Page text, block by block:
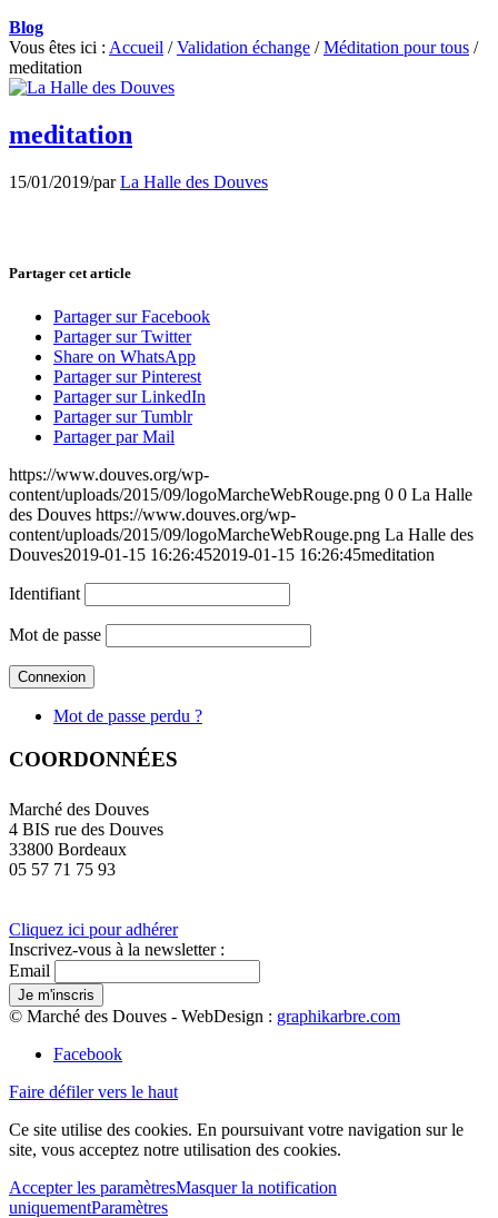
Blog
Vous êtes ici : Accueil / Validation échange / Méditation pour tous /
meditation
meditation
15/01/2019/parLa Halle des Douves
Partager cet article
Partager sur Facebook
Partager sur Twitter
Share on WhatsApp
Partager sur Pinterest
Partager sur LinkedIn
Partager sur Tumblr
Partager par Mail
https://www.douves.org/wp-
content/uploads/2015/09/logoMarcheWebRouge.png 0 0 La Halle
des Douves https://www.douves.org/wp-
content/uploads/2015/09/logoMarcheWebRouge.png La Halle des
Douves2019-01-15 16:26:452019-01-15 16:26:45meditation
Identifiant
Mot de passe
Mot de passe perdu ?
COORDONNÉES
Marché des Douves
4 BIS rue des Douves
33800 Bordeaux
05 57 71 75 93
Cliquez ici pour adhérer
Inscrivez-vous à la newsletter :
Email
© Marché des Douves - WebDesign : graphikarbre.com
Facebook
Faire défiler vers le haut
Ce site utilise des cookies. En poursuivant votre navigation sur le
site, vous acceptez notre utilisation des cookies.
Accepter les paramètresMasquer la notification
uniquementParamètres